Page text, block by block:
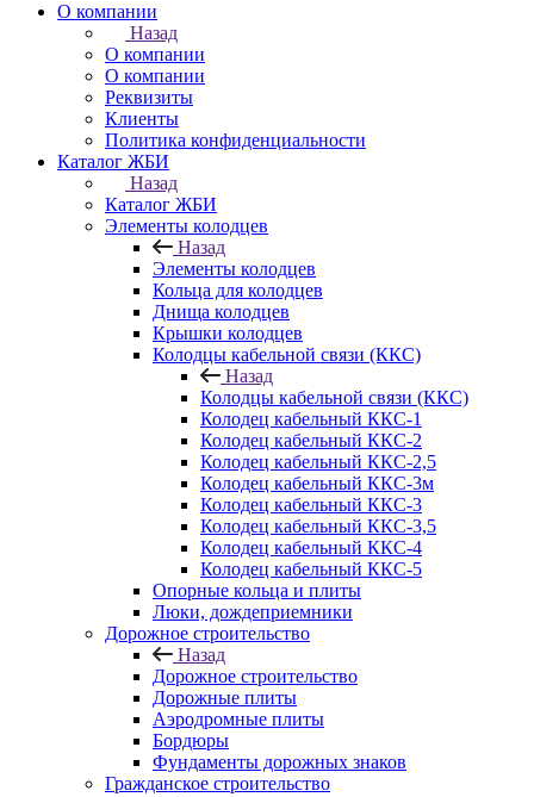
О компании
Назад
О компании
О компании
Реквизиты
Клиенты
Политика конфиденциальности
Каталог ЖБИ
Назад
Каталог ЖБИ
Элементы колодцев
Назад
Элементы колодцев
Кольца для колодцев
Днища колодцев
Крышки колодцев
Колодцы кабельной связи (ККС)
Назад
Колодцы кабельной связи (ККС)
Колодец кабельный ККС-1
Колодец кабельный ККС-2
Колодец кабельный ККС-2,5
Колодец кабельный ККС-3м
Колодец кабельный ККС-3
Колодец кабельный ККС-3,5
Колодец кабельный ККС-4
Колодец кабельный ККС-5
Опорные кольца и плиты
Люки, дождеприемники
Дорожное строительство
Назад
Дорожное строительство
Дорожные плиты
Аэродромные плиты
Бордюры
Фундаменты дорожных знаков
Гражданское строительство